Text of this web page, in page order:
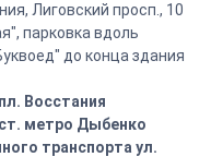
Лиговский просп., 10
парковка вдоль
до конца здания
Восстания
метро Дыбенко
транспорта ул.